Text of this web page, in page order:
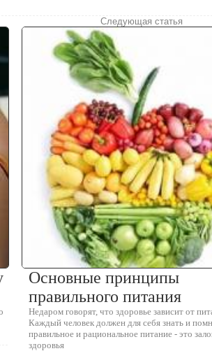
Следующая статья
Основные принципы
правильного питания
Недаром говорят, что здоровье зависит от
Каждый человек должен для себя знать и
правильное и рациональное питание - это
здоровья